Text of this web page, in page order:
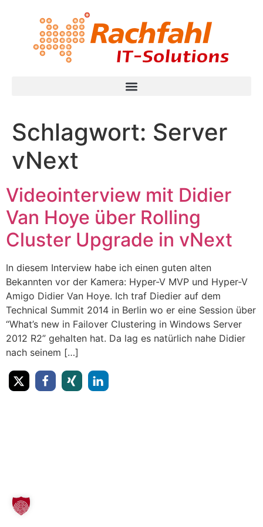
Schlagwort: Server
vNext
Videointerview mit Didier
Van Hoye über Rolling
Cluster Upgrade in vNext
In diesem Interview habe ich einen guten alten
Bekannten vor der Kamera: Hyper-V MVP und Hyper-V
Amigo Didier Van Hoye. Ich traf Diedier auf dem
Technical Summit 2014 in Berlin wo er eine Session über
“What’s new in Failover Clustering in Windows Server
2012 R2” gehalten hat. Da lag es natürlich nahe Didier
nach seinem […]